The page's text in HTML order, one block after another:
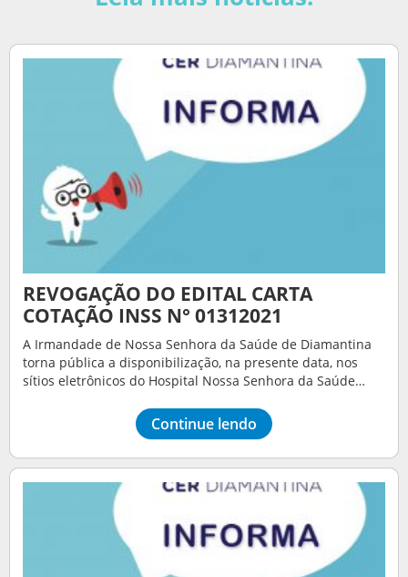
REVOGAÇÃO DO EDITAL CARTA
COTAÇÃO INSS N° 01312021
A Irmandade de Nossa Senhora da Saúde de Diamantina
torna pública a disponibilização, na presente data, nos
sítios eletrônicos do Hospital Nossa Senhora da Saúde…
Continue lendo